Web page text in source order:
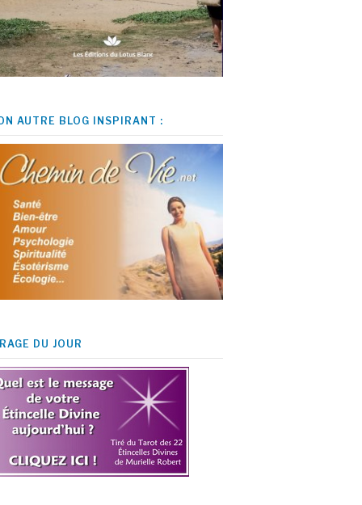
AUTRE BLOG INSPIRANT :
DU JOUR